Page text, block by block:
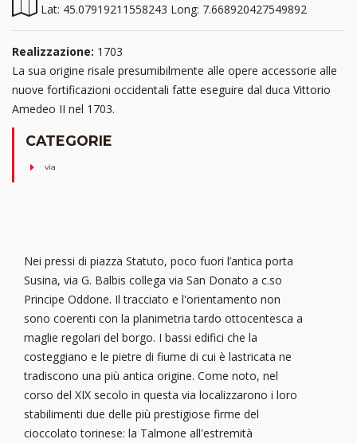
Lat: 45.07919211558243 Long: 7.668920427549892
Realizzazione: 1703
La sua origine risale presumibilmente alle opere accessorie alle
nuove fortificazioni occidentali fatte eseguire dal duca Vittorio
Amedeo II nel 1703.
CATEGORIE
via
Nei pressi di piazza Statuto, poco fuori l’antica porta
Susina, via G. Balbis collega via San Donato a c.so
Principe Oddone. Il tracciato e l'orientamento non
sono coerenti con la planimetria tardo ottocentesca a
maglie regolari del borgo. I bassi edifici che la
costeggiano e le pietre di fiume di cui è lastricata ne
tradiscono una più antica origine. Come noto, nel
corso del XIX secolo in questa via localizzarono i loro
stabilimenti due delle più prestigiose firme del
cioccolato torinese: la Talmone all'estremità